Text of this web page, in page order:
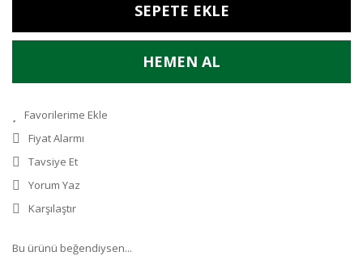
SEPETE EKLE
HEMEN AL
Fiyat Alarmı
Tavsiye Et
Yorum Yaz
Karşılaştır
Bu ürünü beğendiysen...